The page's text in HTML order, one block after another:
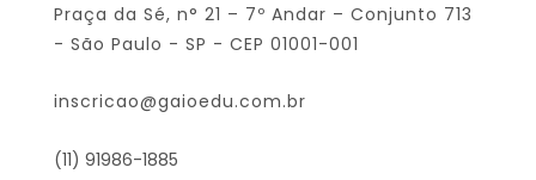
Praça da Sé, n° 21 – 7º Andar – Conjunto 713
- São Paulo - SP - CEP 01001-001
inscricao@gaioedu.com.br
(11) 91986-1885